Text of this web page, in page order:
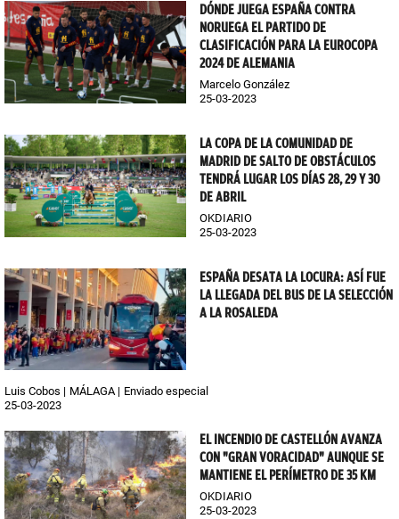
DÓNDE JUEGA ESPAÑA CONTRA
NORUEGA EL PARTIDO DE
CLASIFICACIÓN PARA LA EUROCOPA
2024 DE ALEMANIA
Marcelo González
25-03-2023
LA COPA DE LA COMUNIDAD DE
MADRID DE SALTO DE OBSTÁCULOS
TENDRÁ LUGAR LOS DÍAS 28, 29 Y 30
DE ABRIL
OKDIARIO
25-03-2023
ESPAÑA DESATA LA LOCURA: ASÍ FUE
LA LLEGADA DEL BUS DE LA SELECCIÓN
A LA ROSALEDA
Luis Cobos MÁLAGA
Enviado especial
25-03-2023
EL INCENDIO DE CASTELLÓN AVANZA
CON "GRAN VORACIDAD" AUNQUE SE
MANTIENE EL PERÍMETRO DE 35 KM
OKDIARIO
25-03-2023